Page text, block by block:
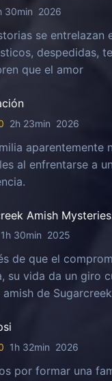
30min 2026
se entrelazan
despedidas,
que el amor
2h 23min 2026
aparentemente
al enfrentarse a
Amish
1h 30min 2025
de que el
su vida da un giro
de Sugarcreek
1h 32min 2026
por formar una